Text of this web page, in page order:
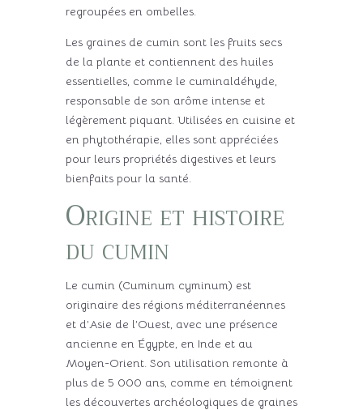
regroupées en ombelles.
Les graines de cumin sont les fruits secs
de la plante et contiennent des huiles
essentielles, comme le cuminaldéhyde,
responsable de son arôme intense et
légèrement piquant. Utilisées en cuisine et
en phytothérapie, elles sont appréciées
pour leurs propriétés digestives et leurs
bienfaits pour la santé.
Origine et histoire
du cumin
Le cumin (Cuminum cyminum) est
originaire des régions méditerranéennes
et d’Asie de l’Ouest, avec une présence
ancienne en Égypte, en Inde et au
Moyen-Orient. Son utilisation remonte à
plus de 5 000 ans, comme en témoignent
les découvertes archéologiques de graines